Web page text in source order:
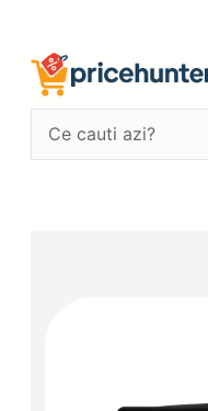
conținut